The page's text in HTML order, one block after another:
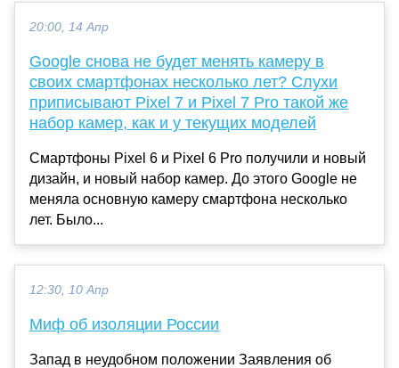
20:00, 14 Апр
Google снова не будет менять камеру в
своих смартфонах несколько лет? Слухи
приписывают Pixel 7 и Pixel 7 Pro такой же
набор камер, как и у текущих моделей
Смартфоны Pixel 6 и Pixel 6 Pro получили и новый
дизайн, и новый набор камер. До этого Google не
меняла основную камеру смартфона несколько
лет. Было...
12:30, 10 Апр
Миф об изоляции России
Запад в неудобном положении Заявления об